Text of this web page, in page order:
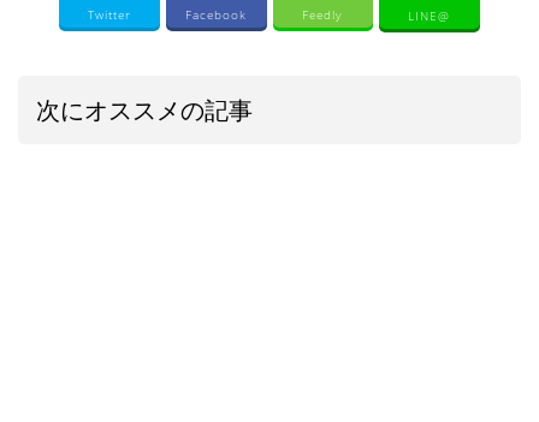
Twitter Facebook Feedly LINE@
次にオススメの記事